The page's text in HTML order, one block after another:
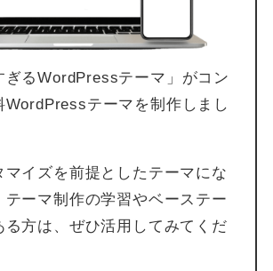
ぎるWordPressテーマ」がコン
WordPressテーマを制作しまし
マイズを前提としたテーマにな
テーマ制作の学習やベーステー
る方は、ぜひ活用してみてくだ